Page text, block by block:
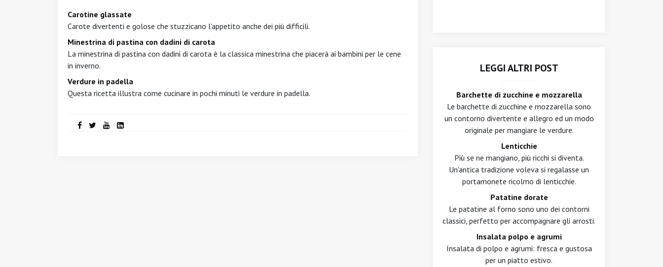
Carotine glassate
Carote divertenti e golose che stuzzicano l'appetito anche dei più difficili.
Minestrina di pastina con dadini di carota
La minestrina di pastina con dadini di carota è la classica minestrina che piacerà ai bambini per le cene
in inverno.
Verdure in padella
Questa ricetta illustra come cucinare in pochi minuti le verdure in padella.
LEGGI ALTRI POST
Barchette di zucchine e mozzarella
Le barchette di zucchine e mozzarella sono
un contorno divertente e allegro ed un modo
originale per mangiare le verdure.
Lenticchie
Più se ne mangiano, più ricchi si diventa.
Un'antica tradizione voleva si regalasse un
portamonete ricolmo di lenticchie.
Patatine dorate
Le patatine al forno sono uno dei contorni
classici, perfetto per accompagnare gli arrosti.
Insalata polpo e agrumi
Insalata di polpo e agrumi: fresca e gustosa
per un piatto estivo.